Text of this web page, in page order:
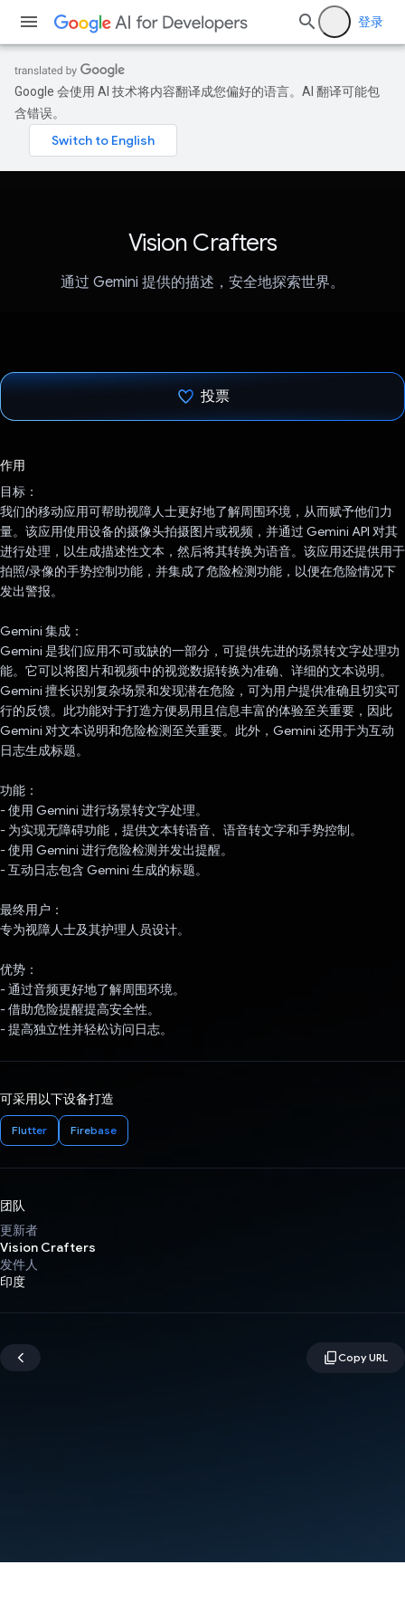
登录
Google 会使用 AI 技术将内容翻译成您偏好的语言。AI 翻译可能包
含错误。
Vision Crafters
通过 Gemini 提供的描述，安全地探索世界。
投票
作用
目标：
我们的移动应用可帮助视障人士更好地了解周围环境，从而赋予他们力
量。该应用使用设备的摄像头拍摄图片或视频，并通过 Gemini API 对其
进行处理，以生成描述性文本，然后将其转换为语音。该应用还提供用于
拍照/录像的手势控制功能，并集成了危险检测功能，以便在危险情况下
发出警报。
Gemini 集成：
Gemini 是我们应用不可或缺的一部分，可提供先进的场景转文字处理功
能。它可以将图片和视频中的视觉数据转换为准确、详细的文本说明。
Gemini 擅长识别复杂场景和发现潜在危险，可为用户提供准确且切实可
行的反馈。此功能对于打造方便易用且信息丰富的体验至关重要，因此
Gemini 对文本说明和危险检测至关重要。此外，Gemini 还用于为互动
日志生成标题。
功能：
- 使用 Gemini 进行场景转文字处理。
- 为实现无障碍功能，提供文本转语音、语音转文字和手势控制。
- 使用 Gemini 进行危险检测并发出提醒。
- 互动日志包含 Gemini 生成的标题。
最终用户：
专为视障人士及其护理人员设计。
优势：
- 通过音频更好地了解周围环境。
- 借助危险提醒提高安全性。
- 提高独立性并轻松访问日志。
可采用以下设备打造
Flutter Firebase
团队
更新者
Vision Crafters
发件人
印度